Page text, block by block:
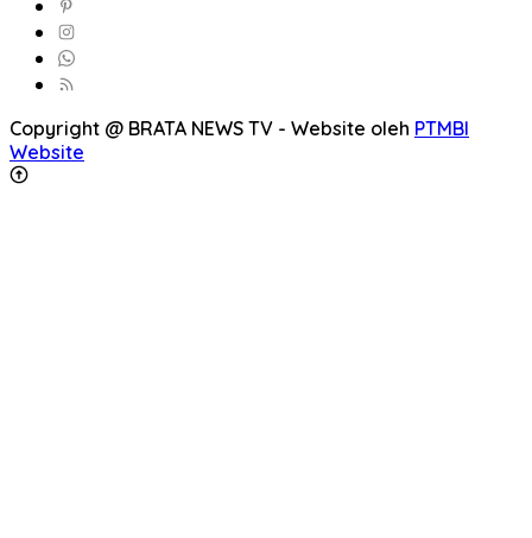
Copyright @ BRATA NEWS TV - Website oleh PTMBI
Website